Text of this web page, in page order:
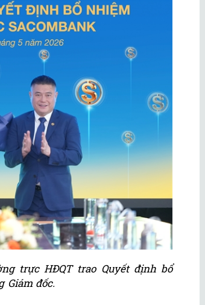
trực HĐQT trao Quyết định bổ
Giám đốc.